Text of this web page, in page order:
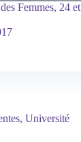
Femmes, 24 et
,Université